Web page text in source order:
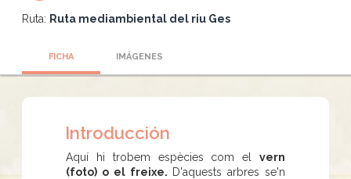
Ruta: Ruta mediambiental del riu Ges
FICHA IMÁGENES
Introducción
Aquí hi trobem espècies com el vern
(foto) o el freixe. D'aquests arbres se'n